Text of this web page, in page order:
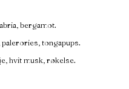
bergamot.
tongapups.
hvit musk, røkelse.